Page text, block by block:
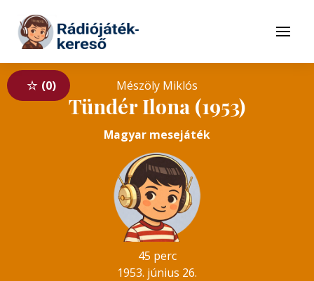
Tovább a tartalomhoz
Menü
0 Mészöly Miklós
Tündér Ilona (1953)
Magyar mesejáték
45 perc
1953. június 26.